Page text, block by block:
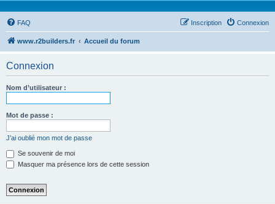
FAQ Connexion
Inscription
www.r2builders.fr Accueil du forum
Connexion
Nom d’utilisateur :
Mot de passe :
J’ai oublié mon mot de passe
Se souvenir de moi
Masquer ma présence lors de cette session